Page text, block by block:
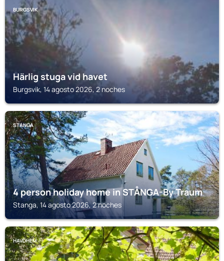
BURGSVIK
Härlig stuga vid havet
Burgsvik, 14 agosto 2026, 2 noches
STANGA
4 person holiday home in STÅNGA-By Traum
Stanga, 14 agosto 2026, 2 noches
HAVDHEM